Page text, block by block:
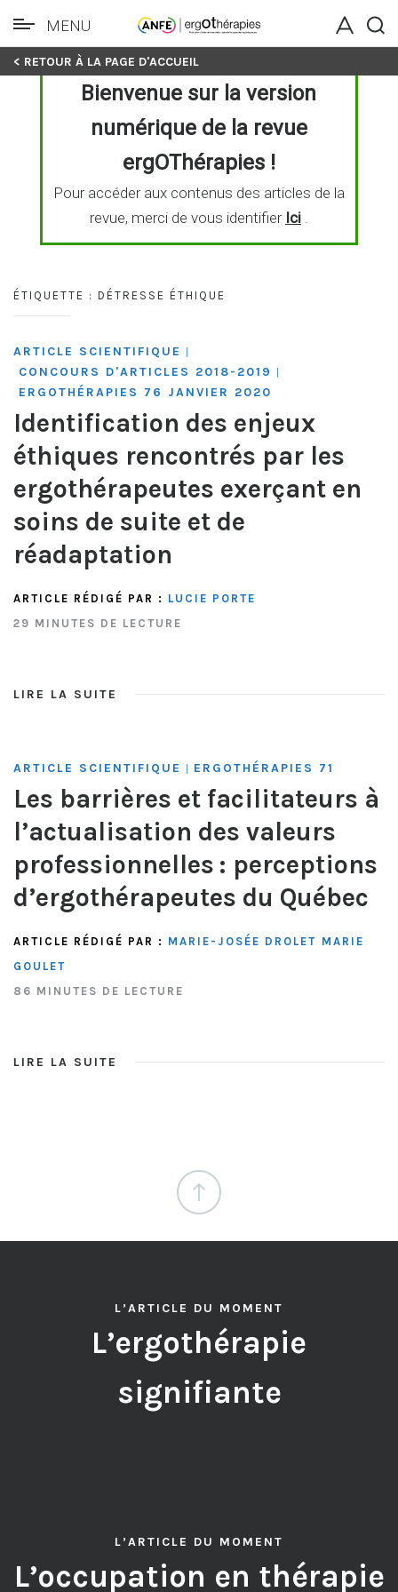
Skip
MENU
< RETOUR À LA PAGE D'ACCUEIL
Bienvenue sur la version
numérique de la revue
ergOThérapies !
Pour accéder aux contenus des articles de la
revue, merci de vous identifier Ici.
ÉTIQUETTE : DÉTRESSE ÉTHIQUE
ARTICLE SCIENTIFIQUE |
CONCOURS D'ARTICLES 2018-2019 |
ERGOTHÉRAPIES 76 JANVIER 2020
Identification des enjeux
éthiques rencontrés par les
ergothérapeutes exerçant en
soins de suite et de
réadaptation
ARTICLE RÉDIGÉ PAR : LUCIE PORTE
29 MINUTES DE LECTURE
LIRE LA SUITE
ARTICLE SCIENTIFIQUE | ERGOTHÉRAPIES 71
Les barrières et facilitateurs à
l’actualisation des valeurs
professionnelles : perceptions
d’ergothérapeutes du Québec
ARTICLE RÉDIGÉ PAR : MARIE-JOSÉE DROLET MARIE
GOULET
86 MINUTES DE LECTURE
LIRE LA SUITE
L’ARTICLE DU MOMENT
L’ergothérapie
signifiante
L’ARTICLE DU MOMENT
L’occupation en thérapie